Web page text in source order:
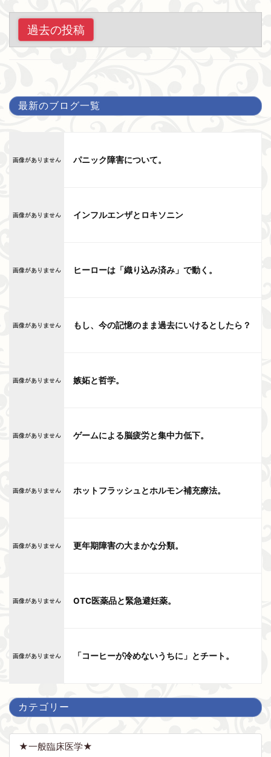
投
稿
ゲ
ー
ョ
過去の投稿
最新のブログ一覧
パニック障害について。
インフルエンザとロキソニン
ヒーローは「織り込み済み」で動く。
もし、今の記憶のまま過去にいけるとしたら？
嫉妬と哲学。
ゲームによる脳疲労と集中力低下。
ホットフラッシュとホルモン補充療法。
更年期障害の大まかな分類。
OTC医薬品と緊急避妊薬。
「コーヒーが冷めないうちに」とチート。
カテゴリー
★一般臨床医学★